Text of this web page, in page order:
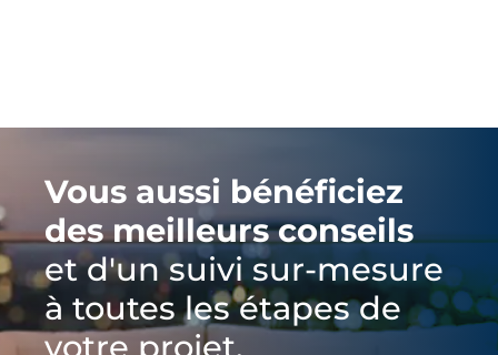
Vous aussi bénéficiez
des meilleurs conseils
et d'un suivi sur-mesure
à toutes les étapes de
votre projet.